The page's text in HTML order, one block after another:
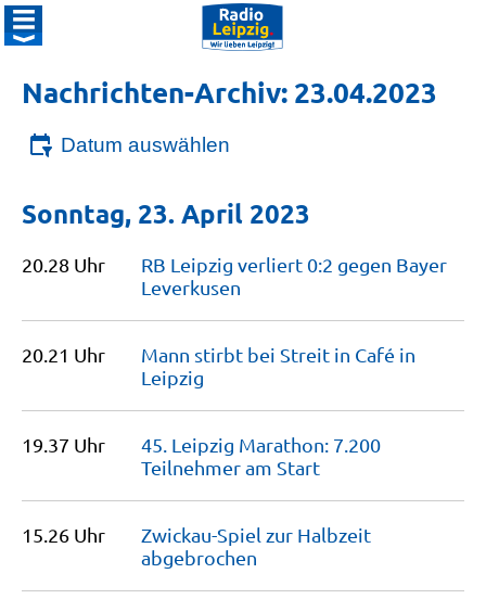
Nachrichten-Archiv: 23.04.2023
Datum auswählen
Sonntag, 23. April 2023
20.28 Uhr
RB Leipzig verliert 0:2 gegen Bayer
Leverkusen
20.21 Uhr
Mann stirbt bei Streit in Café in
Leipzig
19.37 Uhr
45. Leipzig Marathon: 7.200
Teilnehmer am Start
15.26 Uhr
Zwickau-Spiel zur Halbzeit
abgebrochen